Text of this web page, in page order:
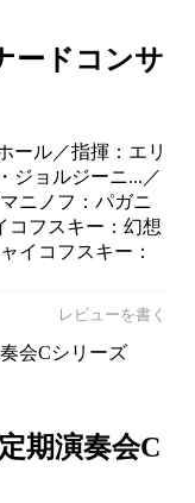
ードコンサ
ール／指揮：エリ
ジョルジーニ...／
ニノフ：パガニ
コフスキー：幻想
イコフスキー：
レビューを書く
期演奏会C